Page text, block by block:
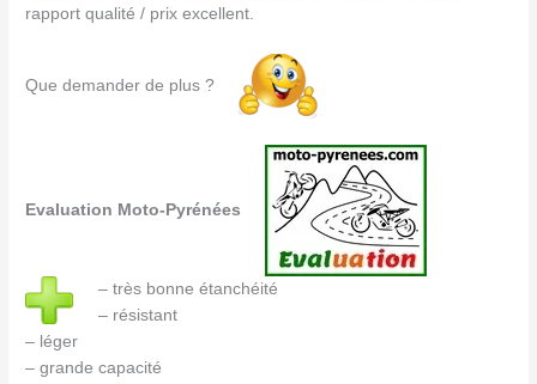
rapport qualité / prix excellent.
Que demander de plus ?
Evaluation Moto-Pyrénées
– très bonne étanchéité
– résistant
– léger
– grande capacité